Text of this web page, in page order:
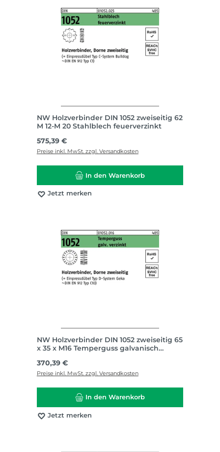
NW Holzverbinder DIN 1052 zweiseitig 62
M 12-M 20 Stahlblech feuerverzinkt
Regulärer Preis:
575,39 €
Preise inkl. MwSt. zzgl. Versandkosten
In den Warenkorb
Jetzt merken
NW Holzverbinder DIN 1052 zweiseitig 65
x 35 x M16 Temperguss galvanisch
Regulärer Preis:
370,39 €
Preise inkl. MwSt. zzgl. Versandkosten
In den Warenkorb
Jetzt merken